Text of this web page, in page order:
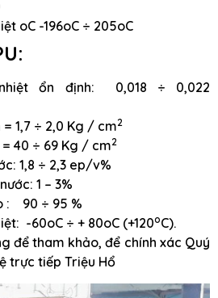
oC -196oC ÷ 205oC
ổn định: 0,018 ÷ 0,022
1,7 ÷ 2,0 Kg / cm2
40 ÷ 69 Kg / cm2
1,8 ÷ 2,3 ep/v%
1 – 3%
: 90 ÷ 95 %
-60oC ÷ + 80oC (+120oC).
để tham khảo, để chính xác Quý
trực tiếp Triệu Hổ